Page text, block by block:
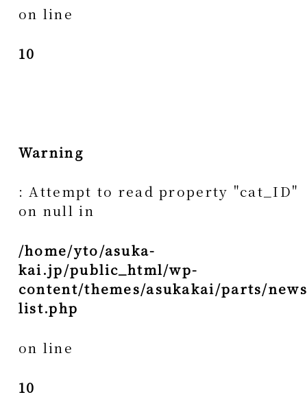
on line
10
Warning
: Attempt to read property "cat_ID"
on null in
/home/yto/asuka-
kai.jp/public_html/wp-
content/themes/asukakai/parts/
list.php
on line
10